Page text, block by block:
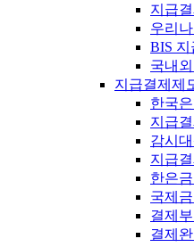
지급
우리
BIS 지
국내
지급결제제
한국
지급
감시
지급
한은
국제
결제
결제